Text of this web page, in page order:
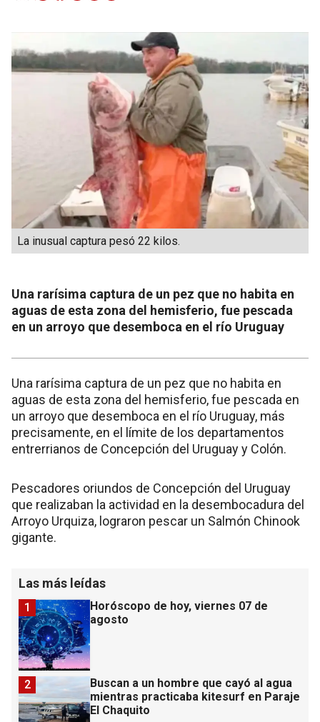
La inusual captura pesó 22 kilos.
Una rarísima captura de un pez que no habita en
aguas de esta zona del hemisferio, fue pescada
en un arroyo que desemboca en el río Uruguay
Una rarísima captura de un pez que no habita en
aguas de esta zona del hemisferio, fue pescada en
un arroyo que desemboca en el río Uruguay, más
precisamente, en el límite de los departamentos
entrerrianos de Concepción del Uruguay y Colón.
Pescadores oriundos de Concepción del Uruguay
que realizaban la actividad en la desembocadura del
Arroyo Urquiza, lograron pescar un Salmón Chinook
gigante.
Las más leídas
Horóscopo de hoy, viernes 07 de
agosto
1
Buscan a un hombre que cayó al agua
mientras practicaba kitesurf en Paraje
El Chaquito
2